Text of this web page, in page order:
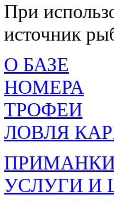
При
источник
О БАЗЕ
НОМЕРА
ТРОФЕИ
ЛОВЛЯ
УСЛУГИ И